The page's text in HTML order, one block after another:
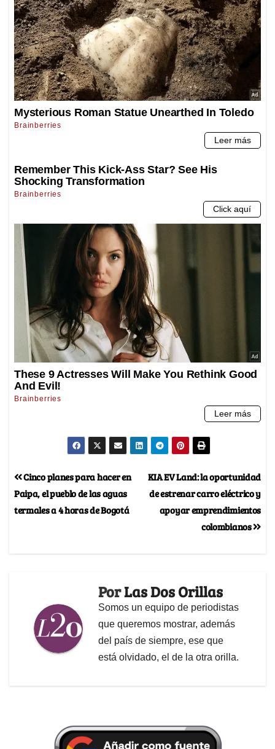
KIA EV Land: la oportunidad
de estrenar carro eléctrico y
apoyar emprendimientos
colombianos
Cinco planes para hacer en
Paipa, el pueblo de las aguas
termales a 4 horas de Bogotá
PorLas Dos Orillas
Somos un equipo de periodistas
que queremos mostrar, además
del país de siempre, ese que
está olvidado, el de la otra orilla.